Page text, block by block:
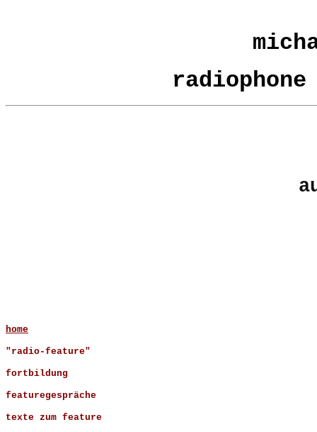
radiophone
home
"radio-feature"
fortbildung
featuregespräche
texte zum feature